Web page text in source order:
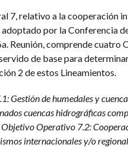
7, relativo a la cooperación
por la Conferencia
Reunión, comprende cuatro
de base para
2 de estos Lineamientos.
Gestión de humedales y
cuencas hidrográficas
Objetivo Operativo 7.2:
internacionales y/o